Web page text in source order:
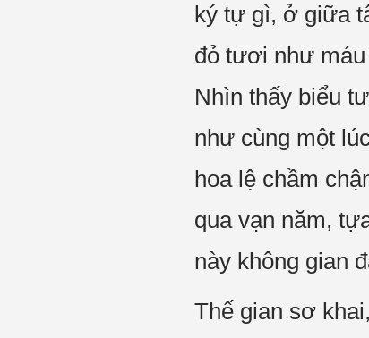
ký tự gì, ở giữa
đỏ tươi như máu
Nhìn thấy biểu
như cùng một
hoa lệ chầm
qua vạn năm,
này không gian
Thế gian sơ